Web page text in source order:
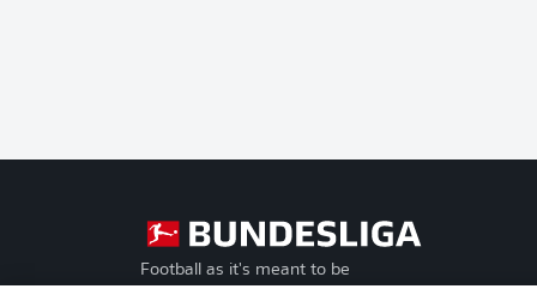
Football as it's meant to be